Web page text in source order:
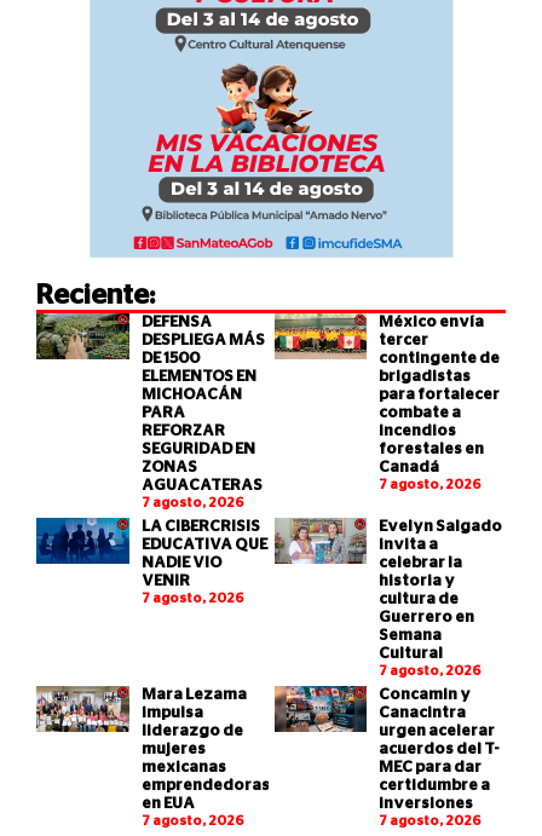
Reciente:
DEFENSA
DESPLIEGA MÁS
DE 1500
ELEMENTOS EN
MICHOACÁN
PARA
REFORZAR
SEGURIDAD EN
ZONAS
AGUACATERAS
7 agosto, 2026
México envía
tercer
contingente de
brigadistas
para fortalecer
combate a
incendios
forestales en
Canadá
7 agosto, 2026
LA CIBERCRISIS
EDUCATIVA QUE
NADIE VIO
VENIR
7 agosto, 2026
Evelyn Salgado
invita a
celebrar la
historia y
cultura de
Guerrero en
Semana
Cultural
7 agosto, 2026
Mara Lezama
impulsa
liderazgo de
mujeres
mexicanas
emprendedoras
en EUA
7 agosto, 2026
Concamin y
Canacintra
urgen acelerar
acuerdos del T-
MEC para dar
certidumbre a
inversiones
7 agosto, 2026